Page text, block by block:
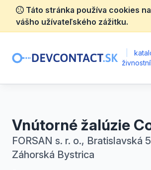
Táto stránka používa cookies
vášho užívateľského zážitku.
Vnútorné žalúzie
FORSAN s. r. o., Bratislavská
Záhorská Bystrica